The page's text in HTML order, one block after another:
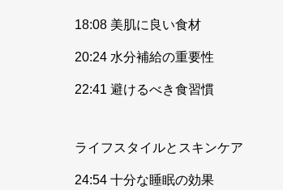
18:08 美肌に良い食材
20:24 水分補給の重要性
22:41 避けるべき食習慣
ライフスタイルとスキンケア
24:54 十分な睡眠の効果